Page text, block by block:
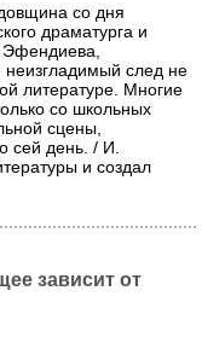
со дня
драматурга и
Эфендиева,
неизгладимый след не
литературе. Многие
со школьных
сцены,
сей день. / И.
и создал
зависит от